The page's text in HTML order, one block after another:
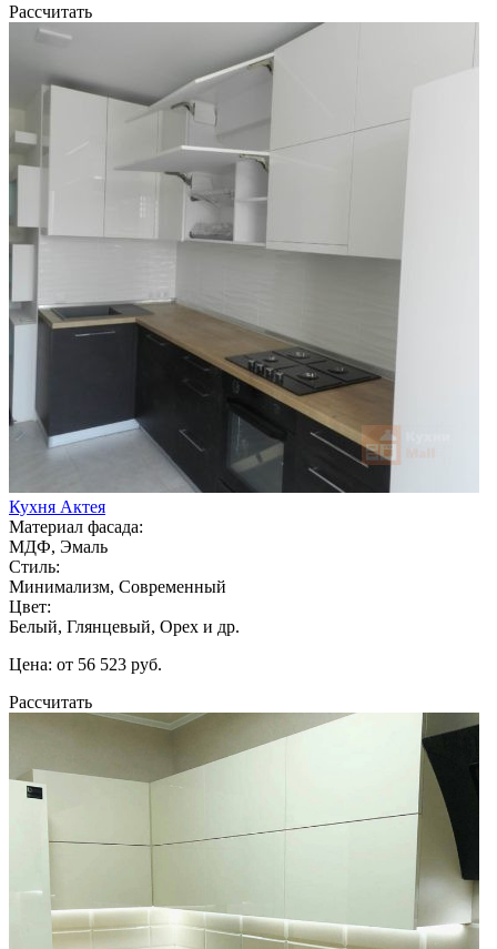
Рассчитать
Кухня Актея
Материал фасада:
МДФ, Эмаль
Стиль:
Минимализм, Современный
Цвет:
Белый, Глянцевый, Орех и др.
Цена: от 56 523 руб.
Рассчитать